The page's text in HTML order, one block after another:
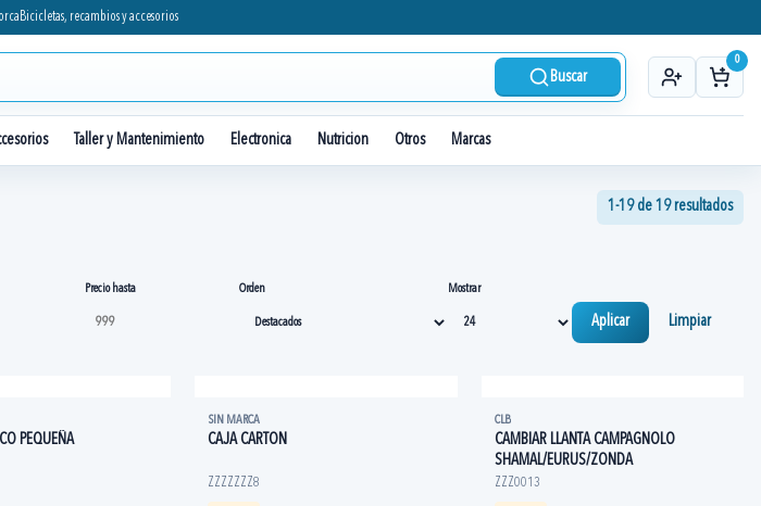
Bicicletas, recambios y accesorios
Buscar
0
Taller y Mantenimiento Electronica Nutricion Otros Marcas
1-19 de 19 resultados
Precio hasta Orden Mostrar
Aplicar Limpiar
PEQUEÑA
SIN MARCA
CAJA CARTON
ZZZZZZZ8
CLB
CAMBIAR LLANTA CAMPAGNOLO
SHAMAL/EURUS/ZONDA
ZZZ0013